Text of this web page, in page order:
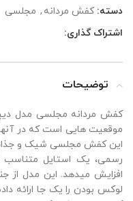
دسته: کفش مردانه , مجلسی
اشتراک گذاری:
توضیحات
کفش مردانه مجلسی مدل
موقعیت هایی است که در
این کفش مجلسی شیک و جذاب
رسمی، یک استایل متناسب
افزایش میدهد. این مدل
لوکس بودن را یک جا ارائه